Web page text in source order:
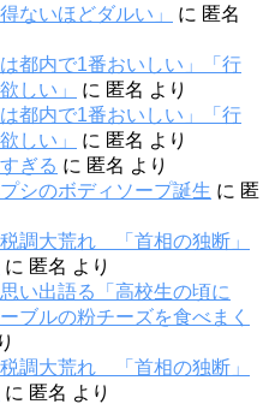
ないほどダルい」
に 匿名
都内で1番おいしい」「行
しい」
に 匿名 より
都内で1番おいしい」「行
しい」
に 匿名 より
ぎる に 匿名 より
シのボディソープ誕生 に 匿
調大荒れ 「首相の独断」
に 匿名 より
い出語る「高校生の頃に
ブルの粉チーズを食べまく
調大荒れ 「首相の独断」
に 匿名 より